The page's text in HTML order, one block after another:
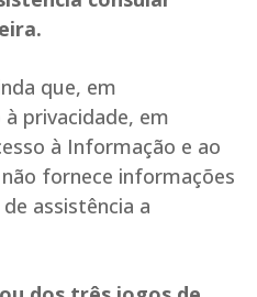
que, em
privacidade, em
à Informação e ao
fornece informações
assistência a